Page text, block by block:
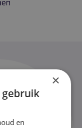
×
gebruik
en